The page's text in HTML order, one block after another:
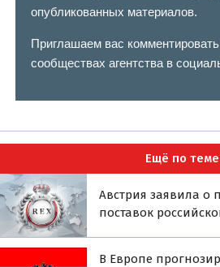
опубликованных материалов.
Приглашаем вас
сообществах агентства в
Ещё по теме
Австрия заявила о
поставок
В Европе